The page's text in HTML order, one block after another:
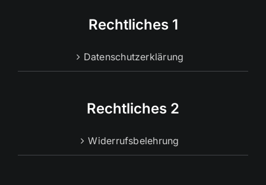
Rechtliches 1
Datenschutzerklärung
Rechtliches 2
Widerrufsbelehrung